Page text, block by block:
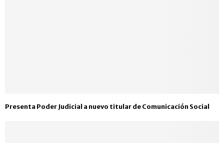
Presenta Poder Judicial a nuevo titular de Comunicación Social